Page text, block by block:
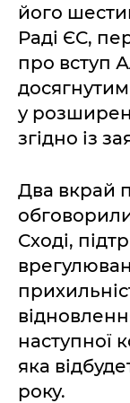
його
Раді ЄС,
про вступ
у
згідно із
Два вкрай
Сході,
наступної
яка
року.